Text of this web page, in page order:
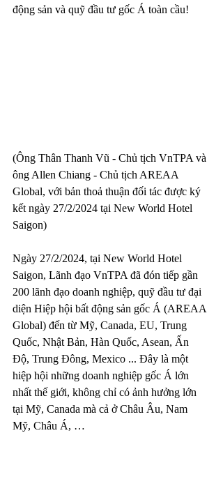
động sản và quỹ đầu tư gốc Á toàn cầu!
(Ông Thân Thanh Vũ - Chủ tịch VnTPA và
ông Allen Chiang - Chủ tịch AREAA
Global, với bản thoả thuận đối tác được ký
kết ngày 27/2/2024 tại New World Hotel
Saigon)
Ngày 27/2/2024, tại New World Hotel
Saigon, Lãnh đạo VnTPA đã đón tiếp gần
200 lãnh đạo doanh nghiệp, quỹ đầu tư đại
diện Hiệp hội bất động sản gốc Á (AREAA
Global) đến từ Mỹ, Canada, EU, Trung
Quốc, Nhật Bản, Hàn Quốc, Asean, Ấn
Độ, Trung Đông, Mexico ... Đây là một
hiệp hội những doanh nghiệp gốc Á lớn
nhất thế giới, không chỉ có ảnh hưởng lớn
tại Mỹ, Canada mà cả ở Châu Âu, Nam
Mỹ, Châu Á, …